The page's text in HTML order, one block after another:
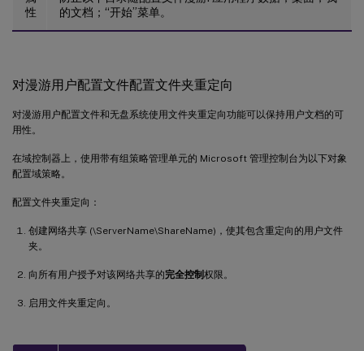
性
的文档；“开始”菜单。
对漫游用户配置文件配置文件夹重定向
对漫游用户配置文件和无盘系统使用文件夹重定向功能可以保持用户文档的可
用性。
在域控制器上，使用带有组策略管理单元的 Microsoft 管理控制台为以下对象
配置域策略。
配置文件夹重定向：
创建网络共享 (\ServerName\ShareName)，使其包含重定向的用户文件
夹。
向所有用户授予对该网络共享的完全控制权限。
启用文件夹重定向。